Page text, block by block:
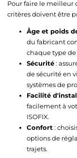
Pour faire le meilleur
critères doivent être
Âge et poids
du fabricant
chaque type de
Sécurité:
de sécurité en
systèmes de
Facilité
facilement à
ISOFIX.
Confort :
options de
trajets.